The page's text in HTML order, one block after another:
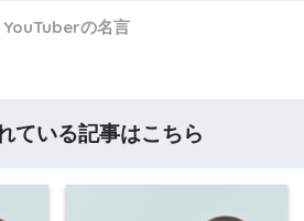
YouTuberの名言
ている記事はこちら